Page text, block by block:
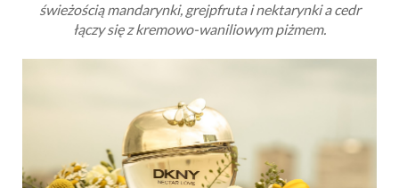
świeżością mandarynki, grejpfruta i nektarynki a cedr
łączy się z kremowo-waniliowym piżmem.